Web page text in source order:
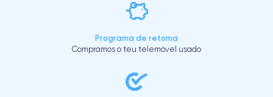
Programa de retoma
Compramos o teu telemóvel usado